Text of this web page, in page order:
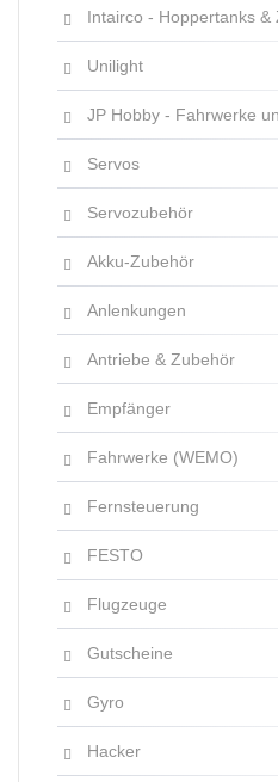
Intairco - Hoppertanks &
Unilight
JP Hobby - Fahrwerke
Servos
Servozubehör
Akku-Zubehör
Anlenkungen
Antriebe & Zubehör
Empfänger
Fahrwerke (WEMO)
Fernsteuerung
FESTO
Flugzeuge
Gutscheine
Gyro
Hacker